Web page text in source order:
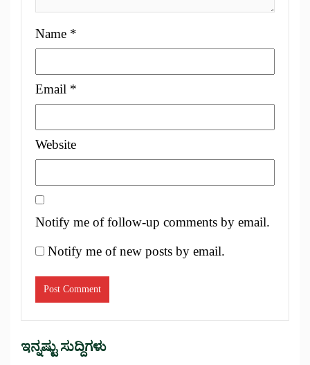
Name *
Email *
Website
Notify me of follow-up comments by email.
Notify me of new posts by email.
ಇನ್ನಷ್ಟು ಸುದ್ದಿಗಳು